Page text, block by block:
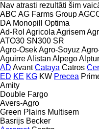
Nav atrasti rezultāti šim
ABC AG Farms Group
DA Monopill
Optima
Ad-Rol Agricola Agrisem
ATO30 SN300 SR
Agro-OsekAgro-Soyuz
AguirreAlistan Alpego
AD Avant Cataya Catros
ED KE KG KW Precea
Amity
Double Fargo
Avers-Agro
Green Plains Multisem
Basrijs Becker